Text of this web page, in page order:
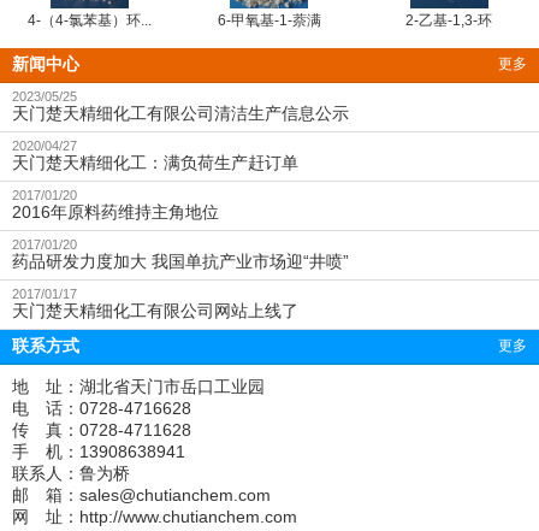
4-（4-氯苯基）环... 6-甲氧基-1-萘满 2-乙基-1,3-环
更多
新闻中心
2023/05/25
天门楚天精细化工有限公司清洁生产信息公示
2020/04/27
天门楚天精细化工：满负荷生产赶订单
2017/01/20
2016年原料药维持主角地位
2017/01/20
药品研发力度加大 我国单抗产业市场迎“井喷”
2017/01/17
天门楚天精细化工有限公司网站上线了
更多
联系方式
地 址：湖北省天门市岳口工业园
电 话：0728-4716628
传 真：0728-4711628
手 机：13908638941
联系人：鲁为桥
邮 箱： sales@chutianchem.com
网 址： http://www.chutianchem.com